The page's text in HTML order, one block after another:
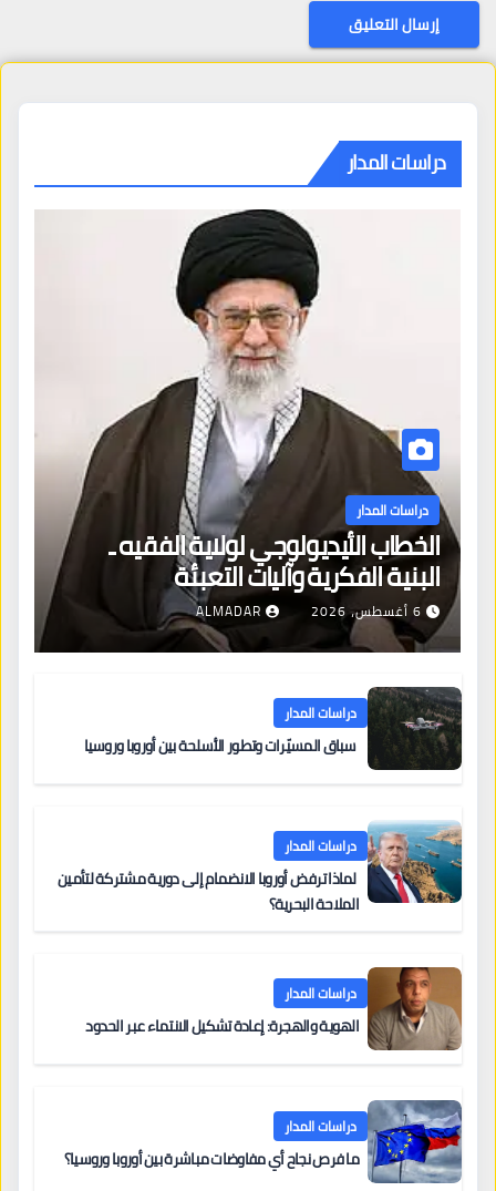
دراسات المدار
دراسات المدار
الخطاب الأيديولوجي لولاية الفقيه ـ
البنية الفكرية وآليات التعبئة
6 أغسطس، 2026 ALMADAR
دراسات المدار
سباق المسيّرات وتطور الأسلحة بين أوروبا وروسيا
دراسات المدار
لماذا ترفض أوروبا الانضمام إلى دورية مشتركة لتأمين
الملاحة البحرية؟
دراسات المدار
الهوية والهجرة: إعادة تشكيل الانتماء عبر الحدود
دراسات المدار
ما فرص نجاح أي مفاوضات مباشرة بين أوروبا وروسيا؟